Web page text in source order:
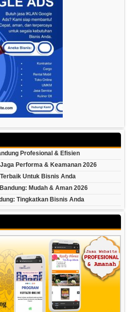
Profesional & Efisien
Performa & Keamanan 2026
Untuk Bisnis Anda
Mudah & Aman 2026
Tingkatkan Bisnis Anda